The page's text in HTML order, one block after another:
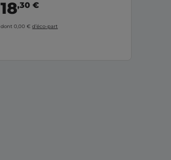
18,30 €
dont 0,00 €d’éco-part